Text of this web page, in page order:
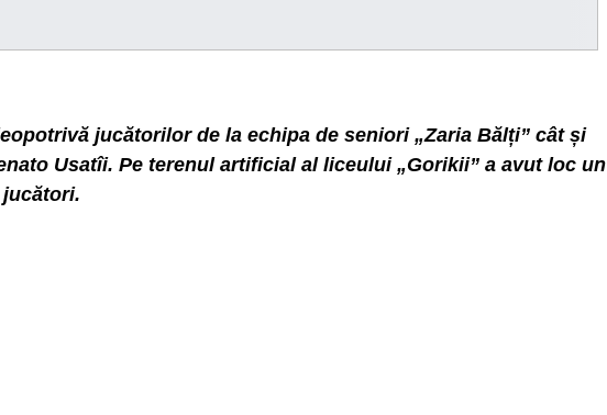
jucătorilor de la echipa de seniori „Zaria Bălți” cât și
Usatîi. Pe terenul artificial al liceului „Gorikii” a avut loc un